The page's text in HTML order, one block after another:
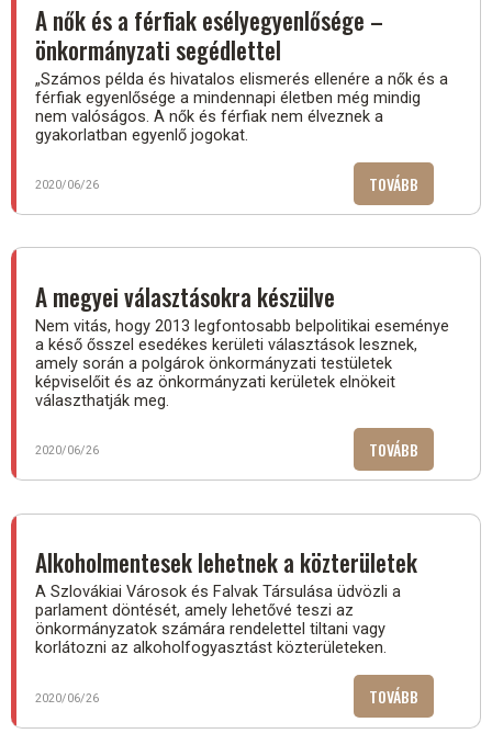
A nők és a férfiak esélyegyenlősége –
önkormányzati segédlettel
„Számos példa és hivatalos elismerés ellenére a nők és a
férfiak egyenlősége a mindennapi életben még mindig
nem valóságos. A nők és férfiak nem élveznek a
gyakorlatban egyenlő jogokat.
2020/06/26 TOVÁBB
NŐK
A
–
A megyei választásokra készülve
Nem vitás, hogy 2013 legfontosabb belpolitikai eseménye
a késő ősszel esedékes kerületi választások lesznek,
amely során a polgárok önkormányzati testületek
képviselőit és az önkormányzati kerületek elnökeit
választhatják meg.
2020/06/26 TOVÁBB
MEGYEI
KÉSZÜLVE)
Alkoholmentesek lehetnek a közterületek
A Szlovákiai Városok és Falvak Társulása üdvözli a
parlament döntését, amely lehetővé teszi az
önkormányzatok számára rendelettel tiltani vagy
korlátozni az alkoholfogyasztást közterületeken.
2020/06/26 TOVÁBB
LEHETNEK